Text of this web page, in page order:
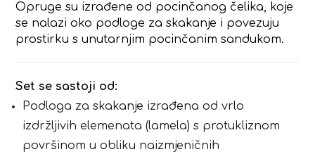
Opruge su izrađene od pocinčanog čelika, koje
se nalazi oko podloge za skakanje i povezuju
prostirku s unutarnjim pocinčanim sandukom.
Set se sastoji od:
Podloga za skakanje izrađena od vrlo
izdržljivih elemenata (lamela) s protukliznom
površinom u obliku naizmjeničnih